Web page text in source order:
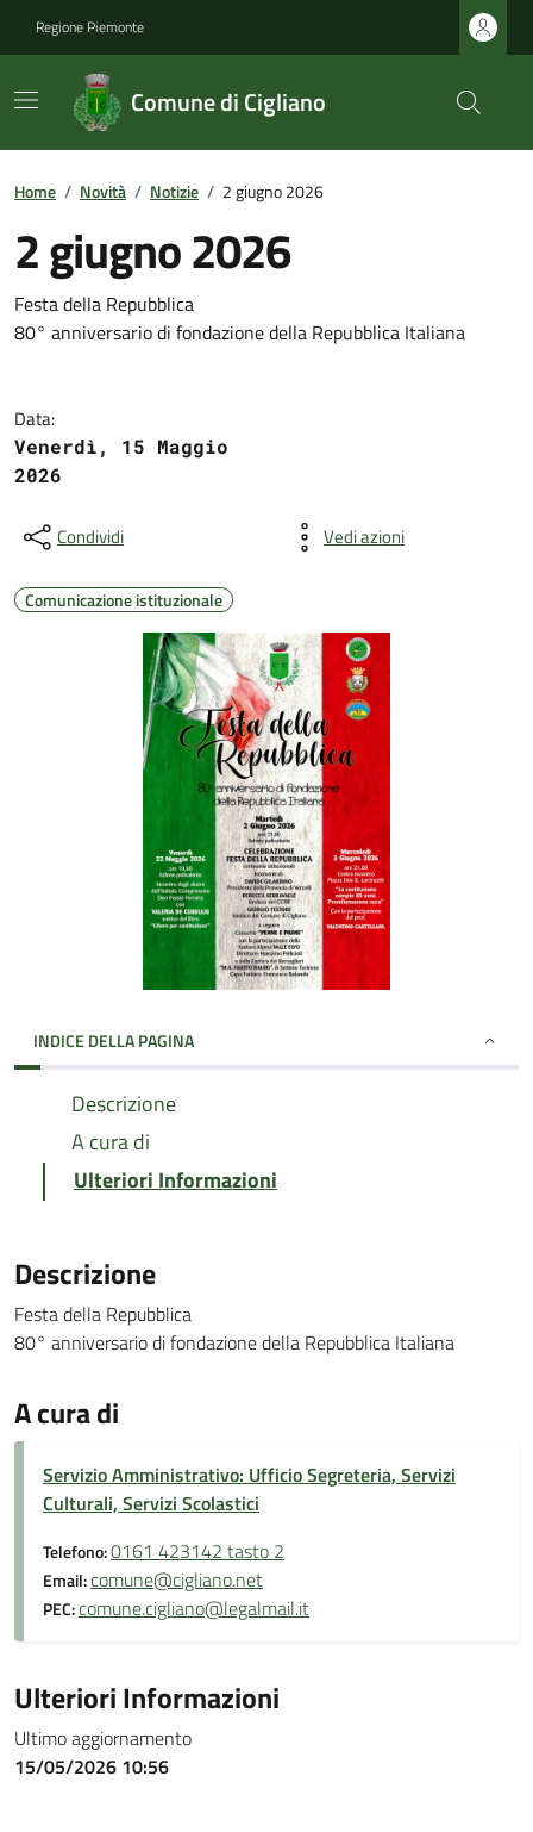
Regione Piemonte
Comune di Cigliano
Home / Novità / Notizie / 2 giugno 2026
2 giugno 2026
Festa della Repubblica
80° anniversario di fondazione della Repubblica Italiana
Data:
Venerdì, 15 Maggio
2026
Condividi Vedi azioni
Comunicazione istituzionale
INDICE DELLA PAGINA
Descrizione
A cura di
Ulteriori Informazioni
Descrizione
Festa della Repubblica
80° anniversario di fondazione della Repubblica Italiana
A cura di
Servizio Amministrativo: Ufficio Segreteria, Servizi
Culturali, Servizi Scolastici
Telefono:0161 423142 tasto 2
Email:comune@cigliano.net
PEC:comune.cigliano@legalmail.it
Ulteriori Informazioni
Ultimo aggiornamento
15/05/2026 10:56